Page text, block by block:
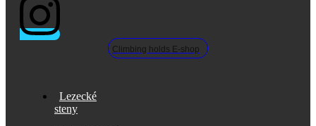
Climbing holds E-shop
Lezecké
steny